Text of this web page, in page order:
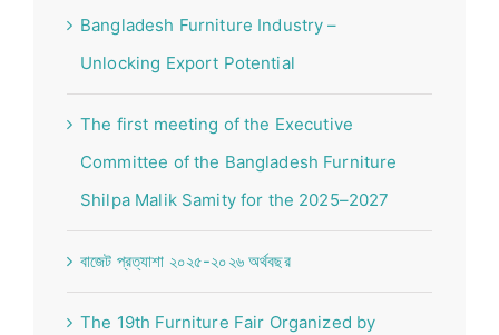
Potential
Shilpa Malik
Samity for the
2025–2027
Bangladesh Furniture Industry –
Unlocking Export Potential
The first meeting of the Executive
Committee of the Bangladesh Furniture
Shilpa Malik Samity for the 2025–2027
বাজেট প্রত্যাশা ২০২৫-২০২৬ অর্থবছর
The 19th Furniture Fair Organized by